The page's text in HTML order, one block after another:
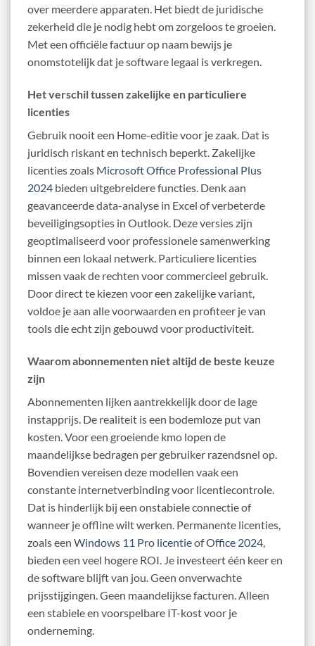
over meerdere apparaten. Het biedt de juridische
zekerheid die je nodig hebt om zorgeloos te groeien.
Met een officiële factuur op naam bewijs je
onomstotelijk dat je software legaal is verkregen.
Het verschil tussen zakelijke en particuliere
licenties
Gebruik nooit een Home-editie voor je zaak. Dat is
juridisch riskant en technisch beperkt. Zakelijke
licenties zoals Microsoft Office Professional Plus
2024 bieden uitgebreidere functies. Denk aan
geavanceerde data-analyse in Excel of verbeterde
beveiligingsopties in Outlook. Deze versies zijn
geoptimaliseerd voor professionele samenwerking
binnen een lokaal netwerk. Particuliere licenties
missen vaak de rechten voor commercieel gebruik.
Door direct te kiezen voor een zakelijke variant,
voldoe je aan alle voorwaarden en profiteer je van
tools die echt zijn gebouwd voor productiviteit.
Waarom abonnementen niet altijd de beste keuze
zijn
Abonnementen lijken aantrekkelijk door de lage
instapprijs. De realiteit is een bodemloze put van
kosten. Voor een groeiende kmo lopen de
maandelijkse bedragen per gebruiker razendsnel op.
Bovendien vereisen deze modellen vaak een
constante internetverbinding voor licentiecontrole.
Dat is hinderlijk bij een onstabiele connectie of
wanneer je offline wilt werken. Permanente licenties,
zoals een Windows 11 Pro licentieofOffice 2024,
bieden een veel hogere ROI. Je investeert één keer en
de software blijft van jou. Geen onverwachte
prijsstijgingen. Geen maandelijkse facturen. Alleen
een stabiele en voorspelbare IT-kost voor je
onderneming.